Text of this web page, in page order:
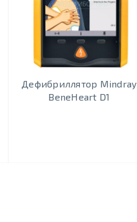
Дефибриллятор Mindray
BeneHeart D1